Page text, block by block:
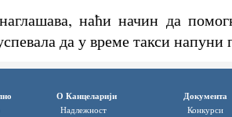
наћи начин да
да у време такси
О Канцеларији
Надлежност
Документа
Конкурси